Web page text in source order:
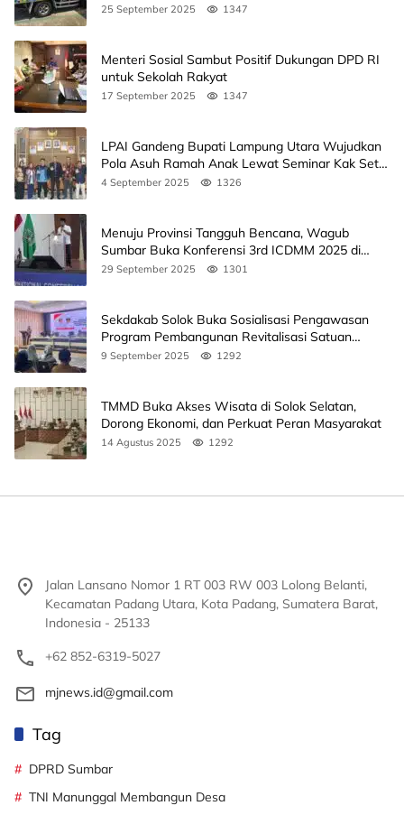
25 September 2025 1347
Menteri Sosial Sambut Positif Dukungan DPD RI
untuk Sekolah Rakyat
17 September 2025 1347
LPAI Gandeng Bupati Lampung Utara Wujudkan
Pola Asuh Ramah Anak Lewat Seminar Kak Seto,
Ini Jadwalnya
4 September 2025 1326
Menuju Provinsi Tangguh Bencana, Wagub
Sumbar Buka Konferensi 3rd ICDMM 2025 di
Unand
29 September 2025 1301
Sekdakab Solok Buka Sosialisasi Pengawasan
Program Pembangunan Revitalisasi Satuan
Pendidikan
9 September 2025 1292
TMMD Buka Akses Wisata di Solok Selatan,
Dorong Ekonomi, dan Perkuat Peran Masyarakat
14 Agustus 2025 1292
Jalan Lansano Nomor 1 RT 003 RW 003 Lolong Belanti,
Kecamatan Padang Utara, Kota Padang, Sumatera Barat,
Indonesia - 25133
+62 852-6319-5027
mjnews.id@gmail.com
Tag
DPRD Sumbar
TNI Manunggal Membangun Desa